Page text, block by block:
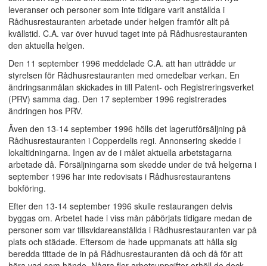
leveranser och personer som inte tidigare varit anställda i
Rådhusrestauranten arbetade under helgen framför allt på
kvällstid. C.A. var över huvud taget inte på Rådhusrestauranten
den aktuella helgen.
Den 11 september 1996 meddelade C.A. att han utträdde ur
styrelsen för Rådhusrestauranten med omedelbar verkan. En
ändringsanmälan skickades in till Patent- och Registreringsverket
(PRV) samma dag. Den 17 september 1996 registrerades
ändringen hos PRV.
Även den 13-14 september 1996 hölls det lagerutförsäljning på
Rådhusrestauranten i Copperdelis regi. Annonsering skedde i
lokaltidningarna. Ingen av de i målet aktuella arbetstagarna
arbetade då. Försäljningarna som skedde under de två helgerna i
september 1996 har inte redovisats i Rådhusrestaurantens
bokföring.
Efter den 13-14 september 1996 skulle restaurangen delvis
byggas om. Arbetet hade i viss mån påbörjats tidigare medan de
personer som var tillsvidareanställda i Rådhusrestauranten var på
plats och städade. Eftersom de hade uppmanats att hålla sig
beredda tittade de in på Rådhusrestauranten då och då för att